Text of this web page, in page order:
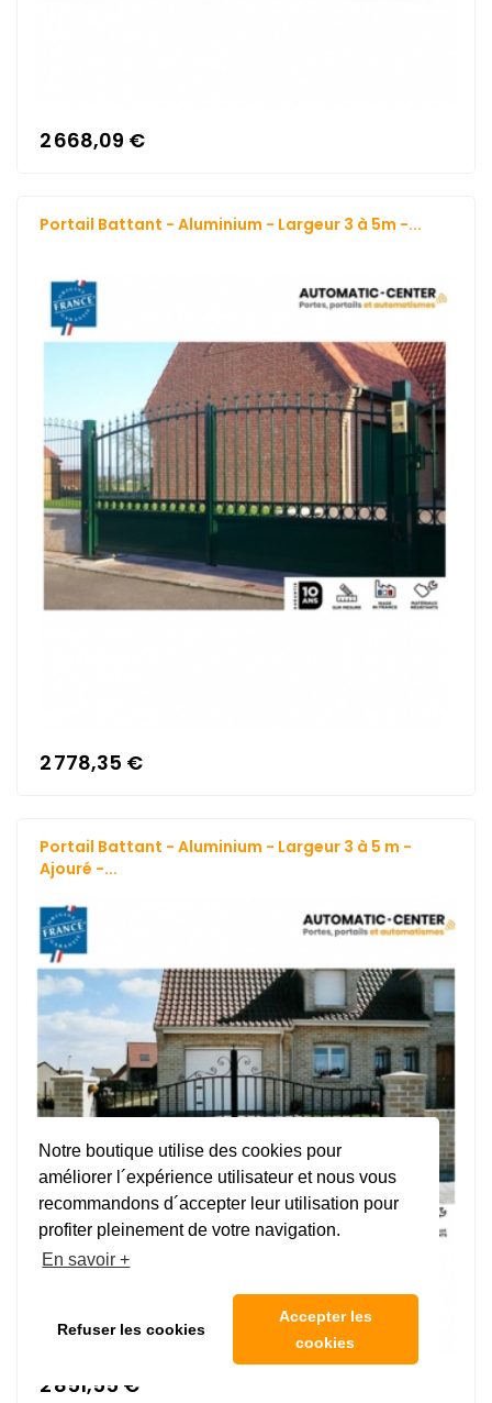
Notre boutique utilise des cookies pour
améliorer l´expérience utilisateur et nous vous
recommandons d´accepter leur utilisation pour
profiter pleinement de votre navigation.
En savoir +
Refuser les cookies
Accepter les
cookies
2 668,09 €
Portail Battant - Aluminium - Largeur 3 à 5m -...
2 778,35 €
Portail Battant - Aluminium - Largeur 3 à 5 m -
Ajouré -...
2 851,55 €